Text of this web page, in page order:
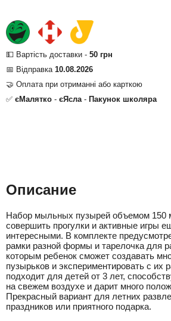
💵 Вартість доставки - 50 грн
📅 Відправка 10.08.2026
🤝 Оплата при отриманні або карткою
✅ єМалятко - єЯсла- Пакунок школяра
Описание
Набор мыльных пузырей объемом 150
совершить прогулки и активные игры
интересными. В комплекте
рамки разной формы и тарелочка для
которым ребенок сможет создавать
пузырьков и экспериментировать с их
подходит для детей от 3 лет,
на свежем воздухе и дарит много
Прекрасный вариант для летних
праздников или приятного подарка.